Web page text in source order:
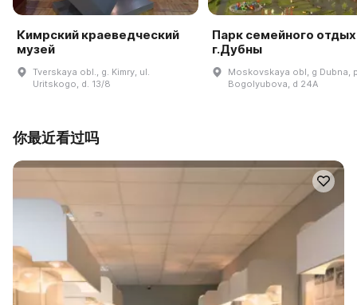
Кимрский краеведческий
музей
Tverskaya obl., g. Kimry, ul.
Uritskogo, d. 13/8
Парк семейного
г.Дубны
Moskovskaya obl, g Dubna,
Bogolyubova, d 24A
你最近看过吗